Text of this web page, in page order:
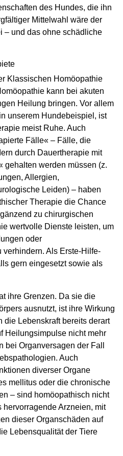
des Hundes, die ihn
Mittelwahl wäre der
– und das ohne schädliche
Klassischen Homöopathie
kann bei akuten
Heilung bringen. Vor allem
unserem Hundebeispiel, ist
meist Ruhe. Auch
Fälle« – Fälle, die
durch Dauer­therapie mit
gehalten werden müssen (z.
Allergien,
Leiden) – haben
Therapie die Chance
zu chirurgischen
wertvolle Dienste leisten, um
oder
Als Erste-Hilfe-
gern eingesetzt sowie als
ihre Grenzen. Da sie die
ausnutzt, ist ihre Wirkung
die Lebenskraft bereits derart
Heilungsimpulse nicht mehr
Organversagen der Fall
Auch
diverser Organe
mellitus oder die chronische
– sind homöopathisch nicht
Arzneien, mit
dieser Organschäden auf
Lebensqualität der Tiere